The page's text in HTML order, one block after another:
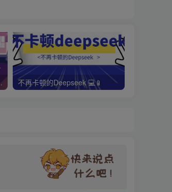
提升直播间表现 不再卡顿的Deepseek 💻📱